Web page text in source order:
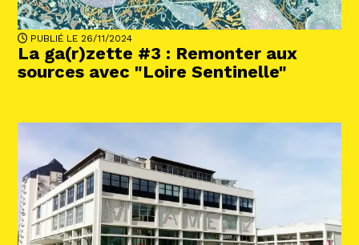
PUBLIÉ LE 26/11/2024
La ga(r)zette #3 : Remonter aux
sources avec "Loire Sentinelle"